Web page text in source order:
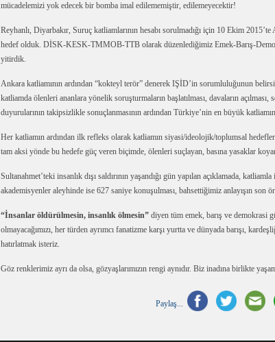
mücadelemizi yok edecek bir bomba imal edilememiştir, edilemeyecektir!
Reyhanlı, Diyarbakır, Suruç katliamlarının hesabı sorulmadığı için 10 Ekim
hedef olduk. DİSK-KESK-TMMOB-TTB olarak düzenlediğimiz Emek-Barış-
yitirdik.
Ankara katliamının ardından “kokteyl terör” denerek IŞİD’in sorumluluğunun
katliamda ölenleri ananlara yönelik soruşturmaların başlatılması, davaların açılması,
duyurularının takipsizlikle sonuçlanmasının ardından Türkiye’nin en büyük
Her katliamın ardından ilk refleks olarak katliamın siyasi/ideolojik/toplumsal
tam aksi yönde bu hedefe güç veren biçimde, ölenleri suçlayan, basına yasaklar
Sultanahmet’teki insanlık dışı saldırının yaşandığı gün yapılan açıklamada,
akademisyenler aleyhinde ise 627 saniye konuşulması, bahsettiğimiz anlayışın son
“İnsanlar öldürülmesin, insanlık ölmesin” diyen tüm emek, barış ve demokrasi
olmayacağımızı, her türden ayrımcı fanatizme karşı yurtta ve dünyada barışı,
hatırlatmak isteriz.
Göz renklerimiz ayrı da olsa, gözyaşlarımızın rengi aynıdır. Biz inadına birlikte
Paylaş...